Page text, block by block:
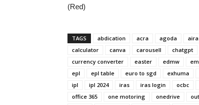
(Red)
TAGS abdication acra agoda
calculator
canva carousell chatgpt
currency converter
easter edmw
epl
epl table euro to sgd exhuma
ipl
ipl 2024 iras iras login ocbc
office 365
one motoring onedrive